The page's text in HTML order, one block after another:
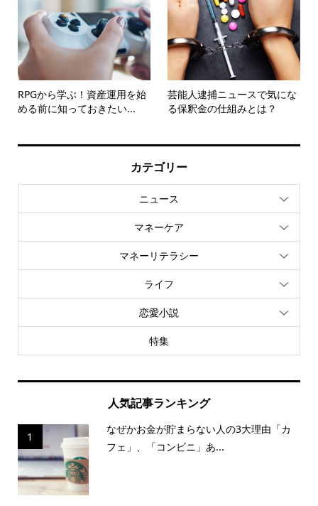
RPGから学ぶ！資産運用を始
める前に知っておきたい...
芸能人逮捕ニュースで気にな
る保釈金の仕組みとは？
カテゴリー
ニュース
マネーケア
マネーリテラシー
ライフ
恋愛小説
特集
人気記事ランキング
1
なぜかお金が貯まらない人の3大理由「カ
フェ」、「コンビニ」あ...